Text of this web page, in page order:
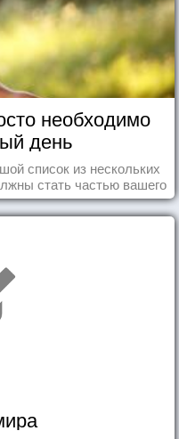
необходимо
день
список из нескольких
стать частью вашего